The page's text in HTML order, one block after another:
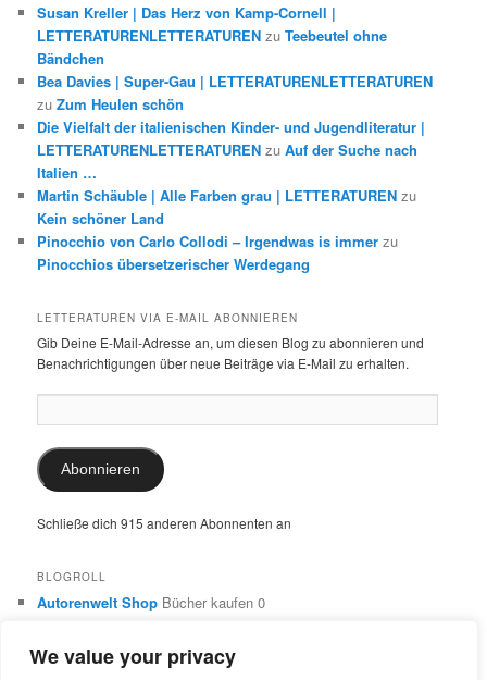
We value your privacy
Susan Kreller | Das Herz von Kamp-Cornell |
LETTERATURENLETTERATUREN zuTeebeutel ohne
Bändchen
Bea Davies | Super-Gau | LETTERATURENLETTERATUREN
zuZum Heulen schön
Die Vielfalt der italienischen Kinder- und Jugendliteratur |
LETTERATURENLETTERATUREN zuAuf der Suche nach
Italien …
Martin Schäuble | Alle Farben grau | LETTERATUREN zu
Kein schöner Land
Pinocchio von Carlo Collodi – Irgendwas is immer zu
Pinocchios übersetzerischer Werdegang
LETTERATUREN VIA E-MAIL ABONNIEREN
Gib Deine E-Mail-Adresse an, um diesen Blog zu abonnieren und
Benachrichtigungen über neue Beiträge via E-Mail zu erhalten.
Mail-
Adresse:
Abonnieren
Schließe dich 915 anderen Abonnenten an
BLOGROLL
Autorenwelt Shop Bücher kaufen 0
0
Dr. Ulrike SchimmingÜbersetzungen aus dem Italienischen